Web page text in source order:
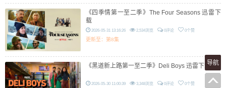
《四季情第一至二季》The Four Seasons 迅雷下
载
2026-05-31 13:16:26 2,534浏览 0评论 0个赞
更新至：第8集
《黑道新上路第一至二季》Deli Boys 迅雷下载
2026-05-30 11:00:39 3,348浏览 0评论 0个赞
导航